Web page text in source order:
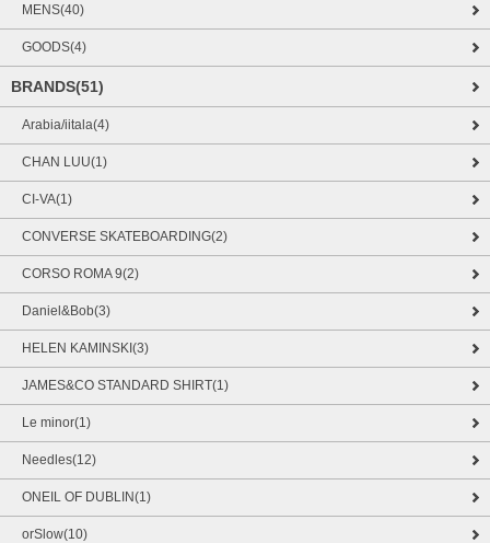
MENS(40)
GOODS(4)
BRANDS(51)
Arabia/iitala(4)
CHAN LUU(1)
CI-VA(1)
CONVERSE SKATEBOARDING(2)
CORSO ROMA 9(2)
Daniel&Bob(3)
HELEN KAMINSKI(3)
JAMES&CO STANDARD SHIRT(1)
Le minor(1)
Needles(12)
ONEIL OF DUBLIN(1)
orSlow(10)